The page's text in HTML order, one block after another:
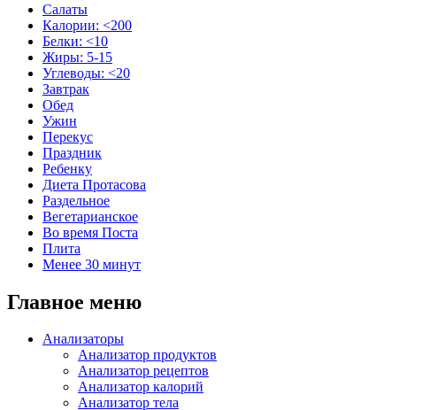
Салаты
Калории: <200
Белки: <10
Жиры: 5-15
Углеводы: <20
Завтрак
Обед
Ужин
Перекус
Праздник
Ребенку
Диета Протасова
Раздельное
Вегетарианское
Во время Поста
Плита
Менее 30 минут
Главное меню
Анализаторы
Анализатор продуктов
Анализатор рецептов
Анализатор калорий
Анализатор тела